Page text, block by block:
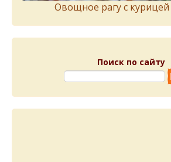
Овощное рагу с
Поиск по сайту